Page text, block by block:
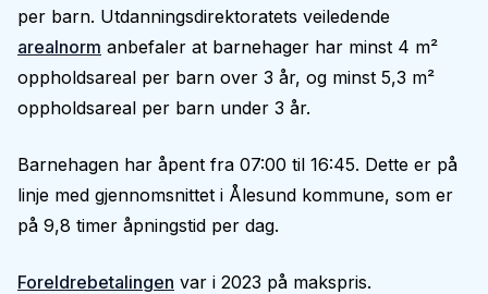
per barn. Utdanningsdirektoratets veiledende
arealnorm anbefaler at barnehager har minst 4 m²
oppholdsareal per barn over 3 år, og minst 5,3 m²
oppholdsareal per barn under 3 år.
Barnehagen har åpent fra 07:00 til 16:45. Dette er på
linje med gjennomsnittet i Ålesund kommune, som er
på 9,8 timer åpningstid per dag.
Foreldrebetalingen var i 2023 på makspris.